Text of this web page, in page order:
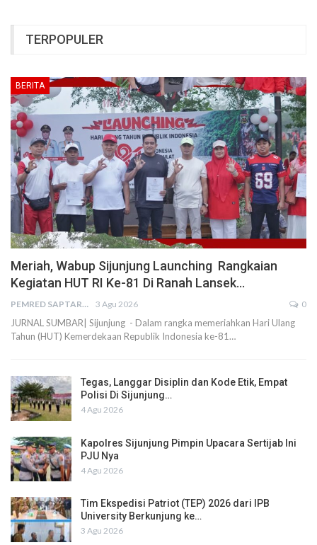
TERPOPULER
BERITA
Meriah, Wabup Sijunjung Launching Rangkaian
Kegiatan HUT RI Ke-81 Di Ranah Lansek…
PEMRED SAPTARIUS 3 Agu 2026 0
JURNAL SUMBAR| Sijunjung - Dalam rangka memeriahkan Hari Ulang
Tahun (HUT) Kemerdekaan Republik Indonesia ke-81…
Tegas, Langgar Disiplin dan Kode Etik, Empat
Polisi Di Sijunjung…
4 Agu 2026
Kapolres Sijunjung Pimpin Upacara Sertijab Ini
PJU Nya
4 Agu 2026
Tim Ekspedisi Patriot (TEP) 2026 dari IPB
University Berkunjung ke…
3 Agu 2026